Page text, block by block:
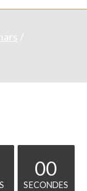
00
SECONDES